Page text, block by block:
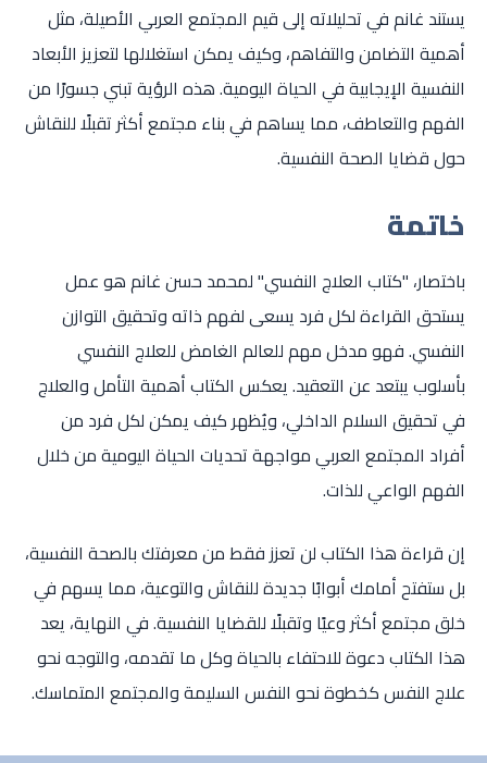
يستند غانم في تحليلاته إلى قيم المجتمع العربي الأصيلة، مثل
أهمية التضامن والتفاهم، وكيف يمكن استغلالها لتعزيز الأبعاد
النفسية الإيجابية في الحياة اليومية. هذه الرؤية تبني جسورًا من
الفهم والتعاطف، مما يساهم في بناء مجتمع أكثر تقبلًا للنقاش
حول قضايا الصحة النفسية.
خاتمة
باختصار، "كتاب العلاج النفسي" لمحمد حسن غانم هو عمل
يستحق القراءة لكل فرد يسعى لفهم ذاته وتحقيق التوازن
النفسي. فهو مدخل مهم للعالم الغامض للعلاج النفسي
بأسلوب يبتعد عن التعقيد. يعكس الكتاب أهمية التأمل والعلاج
في تحقيق السلام الداخلي، ويُظهر كيف يمكن لكل فرد من
أفراد المجتمع العربي مواجهة تحديات الحياة اليومية من خلال
الفهم الواعي للذات.
إن قراءة هذا الكتاب لن تعزز فقط من معرفتك بالصحة النفسية،
بل ستفتح أمامك أبوابًا جديدة للنقاش والتوعية، مما يسهم في
خلق مجتمع أكثر وعيًا وتقبلًا للقضايا النفسية. في النهاية، يعد
هذا الكتاب دعوة للاحتفاء بالحياة وكل ما تقدمه، والتوجه نحو
علاج النفس كخطوة نحو النفس السليمة والمجتمع المتماسك.